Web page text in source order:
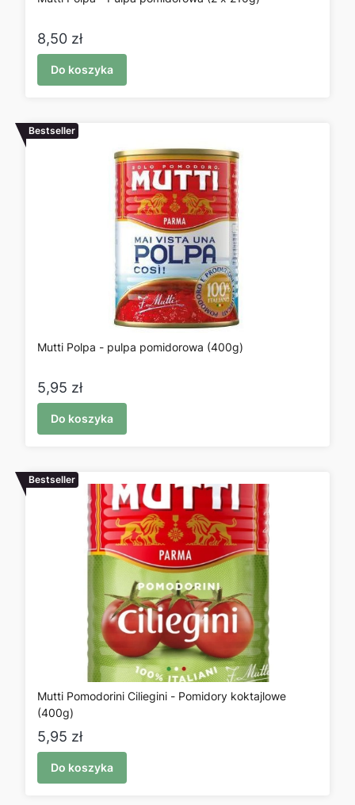
Cena
8,50 zł
Do koszyka
Bestseller
Mutti Polpa - pulpa pomidorowa (400g)
Cena
5,95 zł
Do koszyka
Bestseller
Mutti Pomodorini Ciliegini - Pomidory koktajlowe
(400g)
Cena
5,95 zł
Do koszyka